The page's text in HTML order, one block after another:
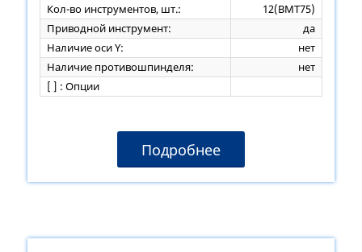
Кол-во инструментов, шт.:
12(BMT75)
Приводной инструмент:
да
Наличие оси Y:
нет
Наличие противошпинделя:
нет
[ ] : Опции
Подробнее